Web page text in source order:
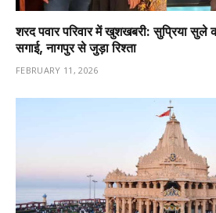
शरद पवार परिवार में खुशखबरी: सुप्रिया सुले
सगाई, नागपुर से जुड़ा रिश्ता
FEBRUARY 11, 2026